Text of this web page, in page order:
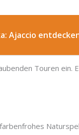
Ajaccio
Touren